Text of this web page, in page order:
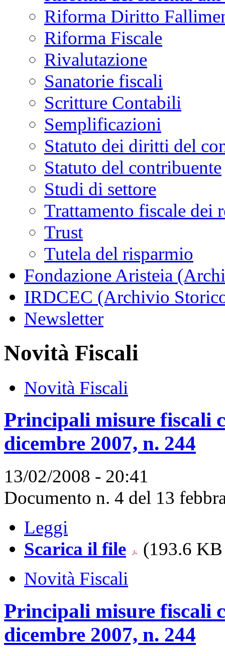
Riforma Diritto
Riforma Fiscale
Rivalutazione
Sanatorie fiscali
Scritture Contabili
Semplificazioni
Statuto dei diritti del
Statuto del contribuente
Studi di settore
Trattamento fiscale dei
Trust
Tutela del risparmio
Fondazione Aristeia
IRDCEC (Archivio
Newsletter
Novità Fiscali
Novità Fiscali
Principali misure fiscali
dicembre 2007, n. 244
13/02/2008 - 20:41
Documento n. 4 del 13
Leggi
Scarica il file
(193.6
Novità Fiscali
Principali misure fiscali
dicembre 2007, n. 244